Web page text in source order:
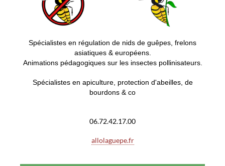
Spécialistes en régulation de nids de guêpes, frelons
asiatiques & européens.
Animations pédagogiques sur les insectes pollinisateurs.
Spécialistes en apiculture, protection d'abeilles, de
bourdons & co
06.72.42.17.00
allolaguepe.fr